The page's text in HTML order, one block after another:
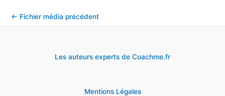
← Fichier média précédent
Les auteurs experts de Coachme.fr
Mentions Légales